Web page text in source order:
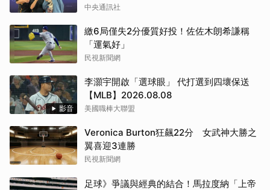
中央通訊社
繳6局僅失2分優質好投！佐佐木朗希謙稱
「運氣好」
民視新聞網
影音
李灝宇開啟「選球眼」 代打選到四壞保送
【MLB】2026.08.08
美國職棒大聯盟
Veronica Burton狂飆22分 女武神大勝之
翼喜迎3連勝
民視新聞網
足球》爭議與經典的結合！馬拉度納「上帝